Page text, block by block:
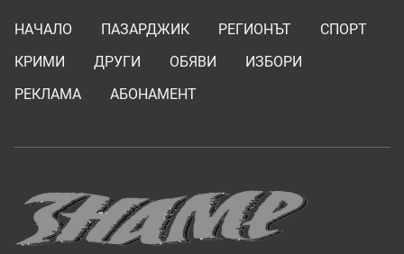
НАЧАЛО ПАЗАРДЖИК РЕГИОНЪТ
СПОРТ
КРИМИ
ДРУГИ ОБЯВИ
ИЗБОРИ
РЕКЛАМА
АБОНАМЕНТ